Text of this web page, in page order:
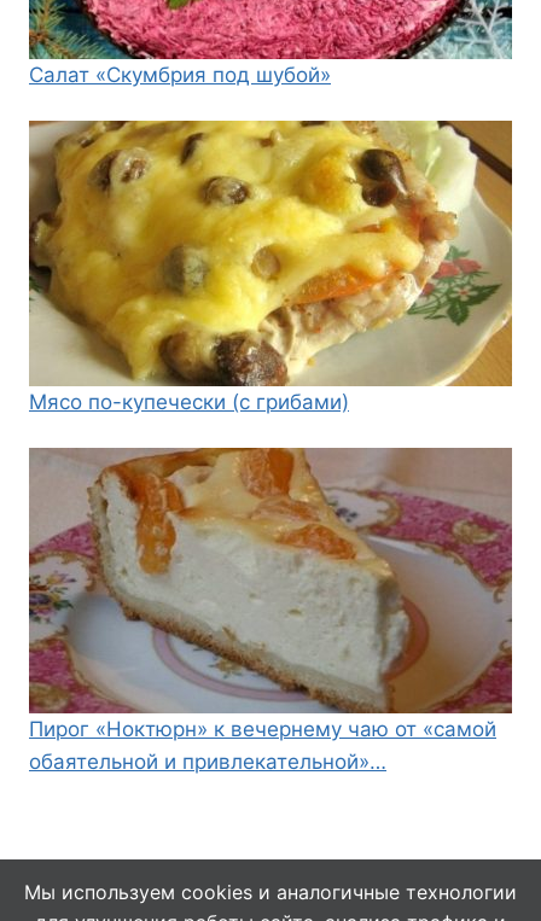
Салат «Скумбрия под шубой»
Мясо по-купечески (с грибами)
Пирог «Ноктюрн» к вечернему чаю от «самой
обаятельной и привлекательной»…
Мы используем cookies и аналогичные технологии